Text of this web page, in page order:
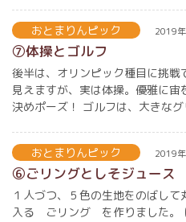
おとまりんピック 2019
⑦体操とゴルフ
後半は、オリンピック種目に挑
見えますが、実は体操。優雅に
決めポーズ！ ゴルフは、大きな
おとまりんピック 2019
⑥ごリングとしそジュース
１人づつ、５色の生地をのばし
入る ごリング を作りました。